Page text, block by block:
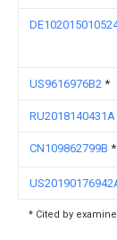
US9616976B2 *
RU2018140431A
CN109862799B *
* Cited by